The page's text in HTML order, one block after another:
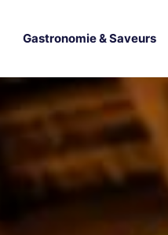
Gastronomie & Saveurs